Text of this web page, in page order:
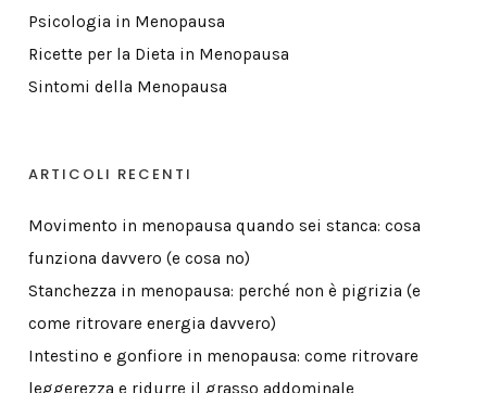
Psicologia in Menopausa
Ricette per la Dieta in Menopausa
Sintomi della Menopausa
ARTICOLI RECENTI
Movimento in menopausa quando sei stanca: cosa
funziona davvero (e cosa no)
Stanchezza in menopausa: perché non è pigrizia (e
come ritrovare energia davvero)
Intestino e gonfiore in menopausa: come ritrovare
leggerezza e ridurre il grasso addominale